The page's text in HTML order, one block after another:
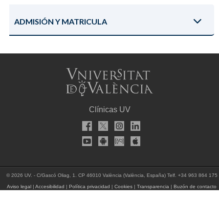
ADMISIÓN Y MATRICULA
Clínicas UV
© 2026 UV. - C/Gascó Oliag, 1. CP 46010 València (València, España) Telf. +34 963 864 175
Aviso legal |Accesibilidad |Política privacidad |Cookies |Transparencia |Buzón de contacto